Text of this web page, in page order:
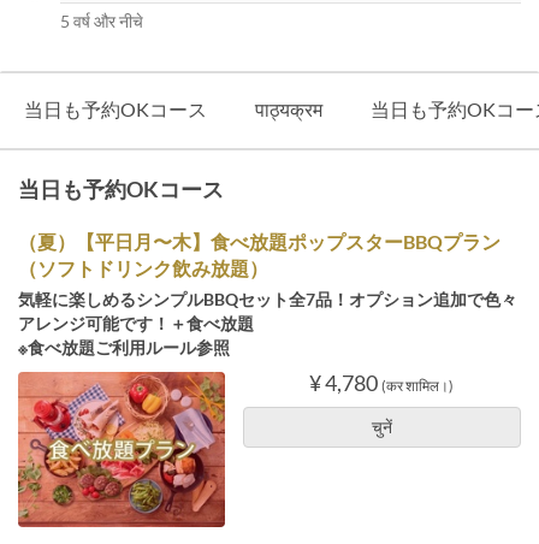
5 वर्ष और नीचे
当日も予約OKコース पाठ्यक्रम 当日も予約OKコ
当日も予約OKコース
（夏）【平日月〜木】食べ放題ポップスターBBQプラン
（ソフトドリンク飲み放題）
気軽に楽しめるシンプルBBQセット全7品！オプション追加で色々
アレンジ可能です！＋食べ放題
※食べ放題ご利用ルール参照
¥ 4,780 (कर शामिल।)
चुनें